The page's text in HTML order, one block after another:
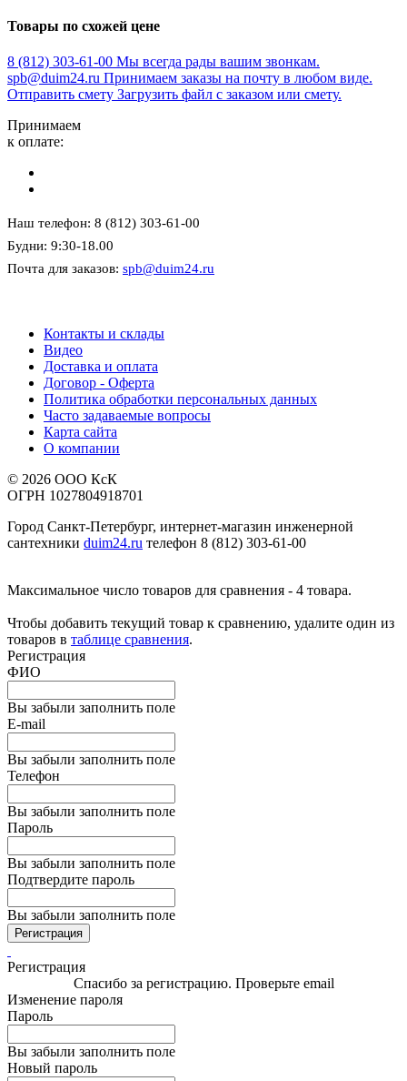
Товары по схожей цене
8 (812) 303-61-00 Мы всегда рады вашим звонкам.
spb@duim24.ru Принимаем заказы на почту в любом виде.
Отправить смету Загрузить файл с заказом или смету.
Принимаем
к оплате:
Наш телефон: 8 (812) 303-61-00
Будни: 9:30-18.00
Почта для заказов: spb@duim24.ru
Контакты и склады
Видео
Доставка и оплата
Договор - Оферта
Политика обработки персональных данных
Часто задаваемые вопросы
Карта сайта
О компании
© 2026 ООО КсК
ОГРН 1027804918701
Город Санкт-Петербург, интернет-магазин инженерной
сантехники duim24.ru телефон 8 (812) 303-61-00
Максимальное число товаров для сравнения - 4 товара.
Чтобы добавить текущий товар к сравнению, удалите один из
товаров в таблице сравнения.
Регистрация
ФИО
Вы забыли заполнить поле
E-mail
Вы забыли заполнить поле
Телефон
Вы забыли заполнить поле
Пароль
Вы забыли заполнить поле
Подтвердите пароль
Вы забыли заполнить поле
Регистрация
Регистрация
Спасибо за регистрацию. Проверьте email
Изменение пароля
Пароль
Вы забыли заполнить поле
Новый пароль